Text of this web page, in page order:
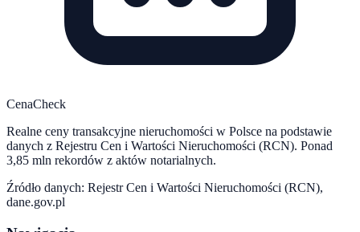
CenaCheck
Realne ceny transakcyjne nieruchomości w Polsce na podstawie
danych z Rejestru Cen i Wartości Nieruchomości (RCN). Ponad
3,85 mln rekordów z aktów notarialnych.
Źródło danych: Rejestr Cen i Wartości Nieruchomości (RCN),
dane.gov.pl